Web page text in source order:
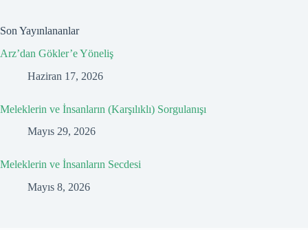
Son Yayınlananlar
Arz’dan Gökler’e Yöneliş
Haziran 17, 2026
Meleklerin ve İnsanların (Karşılıklı) Sorgulanışı
Mayıs 29, 2026
Meleklerin ve İnsanların Secdesi
Mayıs 8, 2026